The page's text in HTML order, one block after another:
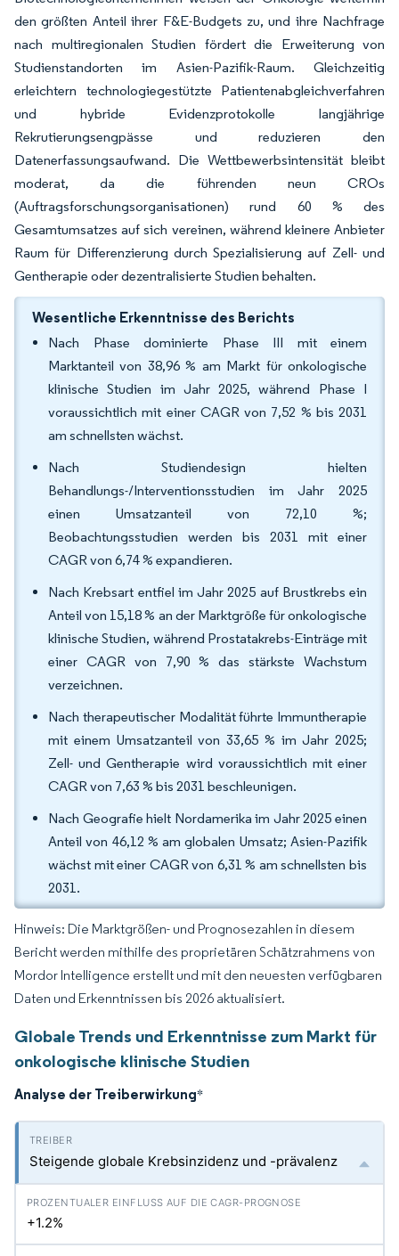
den größten Anteil ihrer F&E-Budgets zu, und ihre Nachfrage
nach multiregionalen Studien fördert die Erweiterung von
Studienstandorten im Asien-Pazifik-Raum. Gleichzeitig
erleichtern technologiegestützte Patientenabgleichverfahren
und hybride Evidenzprotokolle langjährige
Rekrutierungsengpässe und reduzieren den
Datenerfassungsaufwand. Die Wettbewerbsintensität bleibt
moderat, da die führenden neun CROs
(Auftragsforschungsorganisationen) rund 60 % des
Gesamtumsatzes auf sich vereinen, während kleinere Anbieter
Raum für Differenzierung durch Spezialisierung auf Zell- und
Gentherapie oder dezentralisierte Studien behalten.
Wesentliche Erkenntnisse des Berichts
Nach Phase dominierte Phase III mit einem
Marktanteil von 38,96 % am Markt für onkologische
klinische Studien im Jahr 2025, während Phase I
voraussichtlich mit einer CAGR von 7,52 % bis 2031
am schnellsten wächst.
Nach Studiendesign hielten
Behandlungs-/Interventionsstudien im Jahr 2025
einen Umsatzanteil von 72,10 %;
Beobachtungsstudien werden bis 2031 mit einer
CAGR von 6,74 % expandieren.
Nach Krebsart entfiel im Jahr 2025 auf Brustkrebs ein
Anteil von 15,18 % an der Marktgröße für onkologische
klinische Studien, während Prostatakrebs-Einträge mit
einer CAGR von 7,90 % das stärkste Wachstum
verzeichnen.
Nach therapeutischer Modalität führte Immuntherapie
mit einem Umsatzanteil von 33,65 % im Jahr 2025;
Zell- und Gentherapie wird voraussichtlich mit einer
CAGR von 7,63 % bis 2031 beschleunigen.
Nach Geografie hielt Nordamerika im Jahr 2025 einen
Anteil von 46,12 % am globalen Umsatz; Asien-Pazifik
wächst mit einer CAGR von 6,31 % am schnellsten bis
2031.
Hinweis: Die Marktgrößen- und Prognosezahlen in diesem
Bericht werden mithilfe des proprietären Schätzrahmens von
Mordor Intelligence erstellt und mit den neuesten verfügbaren
Daten und Erkenntnissen bis 2026 aktualisiert.
Globale Trends und Erkenntnisse zum Markt für
onkologische klinische Studien
Analyse der Treiberwirkung*
Steigende globale Krebsinzidenz und -prävalenz
+1.2%